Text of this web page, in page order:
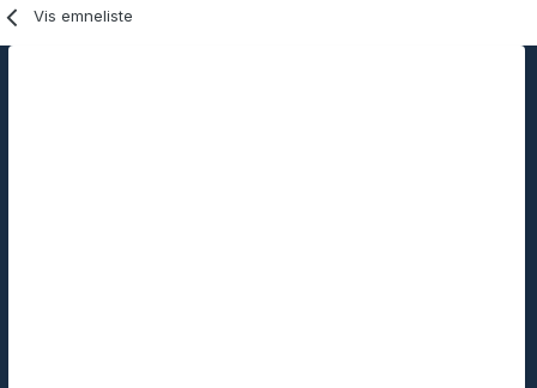
Vis emneliste